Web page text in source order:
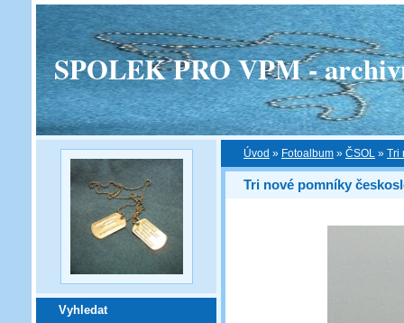
SPOLEK PRO VPM -
Vyhledat
Úvod » Fotoalbum » ČSOL » Tri
Tri nové pomníky